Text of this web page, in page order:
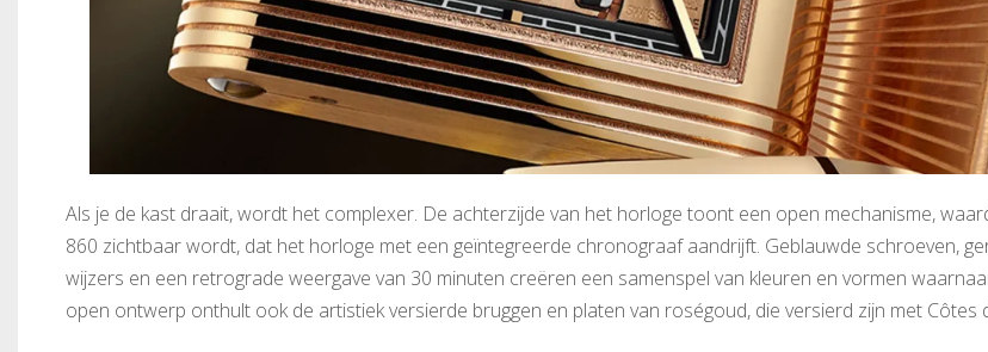
Als je de kast draait, wordt het complexer. De achterzijde van het horloge toont een open mechanisme,
860 zichtbaar wordt, dat het horloge met een geïntegreerde chronograaf aandrijft. Geblauwde schroeven,
wijzers en een retrograde weergave van 30 minuten creëren een samenspel van kleuren en vormen
open ontwerp onthult ook de artistiek versierde bruggen en platen van roségoud, die versierd zijn met Côtes